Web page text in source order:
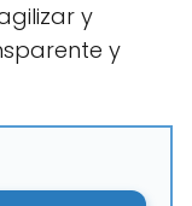
y
y